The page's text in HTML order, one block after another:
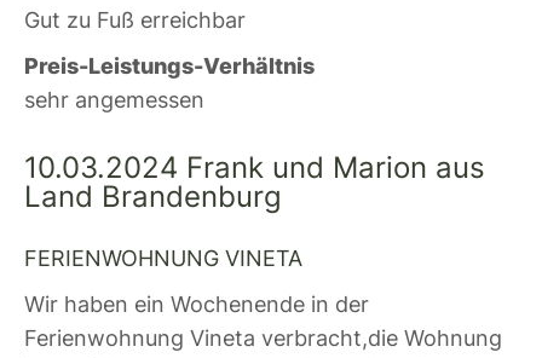
Gut zu Fuß erreichbar
Preis-Leistungs-Verhältnis
sehr angemessen
10.03.2024 Frank und Marion aus
Land Brandenburg
FERIENWOHNUNG VINETA
Wir haben ein Wochenende in der
Ferienwohnung Vineta verbracht,die Wohnung